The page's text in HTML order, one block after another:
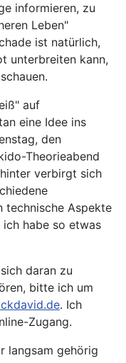
informieren, zu
Leben"
ist natürlich,
unterbreiten kann,
auf
eine Idee ins
den
Theorieabend
verbirgt sich
technische Aspekte
habe so etwas
daran zu
bitte ich um
. Ich
Zugang.
langsam gehörig